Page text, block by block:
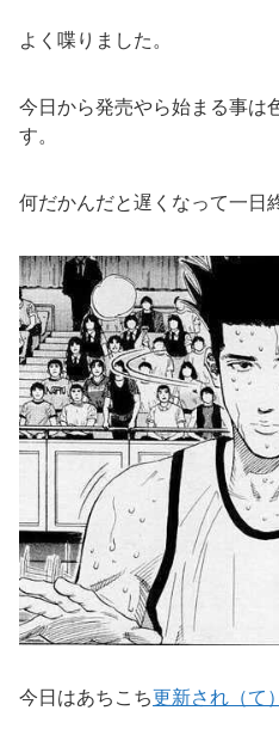
よく喋りました。
今日から発売やら始まる事は
す。
何だかんだと遅くなって一日
今日はあちこち更新され（て